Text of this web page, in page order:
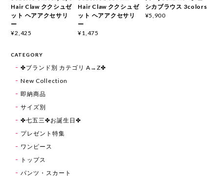
Hair Claw ククシュゼ
ット ヘアアクセサリ
ー
¥2,425
Hair Claw ククシュゼ
ット ヘアアクセサリ
ー
¥1,475
シカブラウス 3colors
¥5,900
CATEGORY
✤ブランド別 カテゴリ A→Z✤
New Collection
即納商品
サイズ別
✤七五三✤お誕生日✤
プレゼント特集
ワンピース
トップス
パンツ・スカート